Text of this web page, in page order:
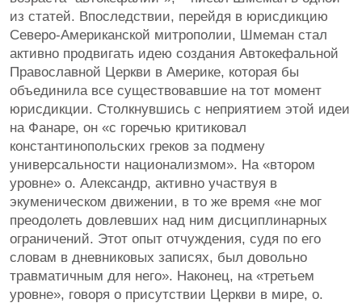
из статей. Впоследствии, перейдя в юрисдикцию
Северо-Американской митрополии, Шмеман стал
активно продвигать идею создания Автокефальной
Православной Церкви в Америке, которая бы
объединила все существовавшие на тот момент
юрисдикции. Столкнувшись с неприятием этой идеи
на Фанаре, он «с горечью критиковал
константинопольских греков за подмену
универсальности национализмом». На «втором
уровне» о. Александр, активно участвуя в
экуменическом движении, в то же время «не мог
преодолеть довлевших над ним дисциплинарных
ограничений. Этот опыт отчуждения, судя по его
словам в дневниковых записях, был довольно
травматичным для него». Наконец, на «третьем
уровне», говоря о присутствии Церкви в мире, о.